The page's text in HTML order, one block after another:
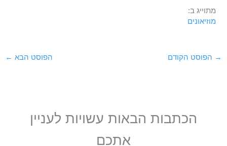
מתוייג ב:
מוזיאונים
→ הפוסט הקודם הפוסט הבא ←
הכתבות הבאות עשויות לעניין
אתכם